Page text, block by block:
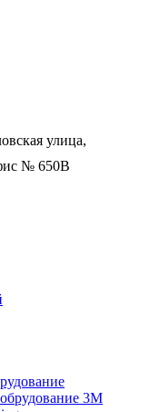
улица,
№ 650В
3М